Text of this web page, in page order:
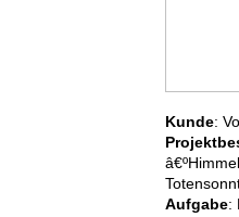
Kunde:
Aufgabe: